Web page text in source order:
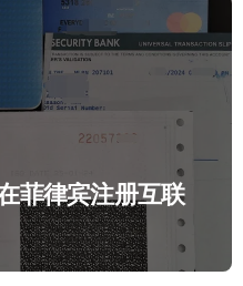
菲律宾注册互联